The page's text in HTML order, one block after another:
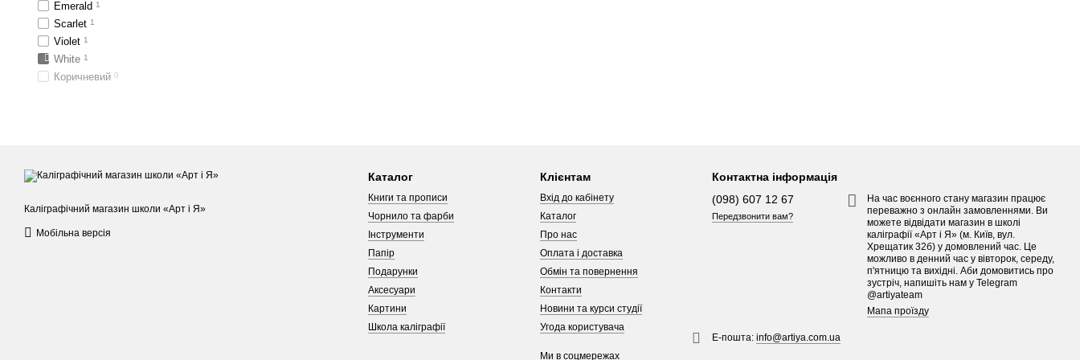
Emerald 1
Scarlet 1
Violet 1
White 1
Коричневий 0
Каліграфічний магазин школи «Арт і Я»
Мобільна версія
Каталог
Книги та прописи
Чорнило та фарби
Інструменти
Папір
Подарунки
Аксесуари
Картини
Школа каліграфії
Клієнтам
Вхід до кабінету
Каталог
Про нас
Оплата і доставка
Обмін та повернення
Контакти
Новини та курси студії
Угода користувача
Ми в соцмережах
Контактна інформація
(098) 607 12 67
Передзвонити вам?
На час воєнного стану магазин працює
переважно з онлайн замовленнями. Ви
можете відвідати магазин в школі
каліграфії «Арт і Я» (м. Київ, вул.
Хрещатик 32б) у домовлений час. Це
можливо в денний час у вівторок, середу,
п'ятницю та вихідні. Аби домовитись про
зустріч, напишіть нам у Telegram
@artiyateam
Мапа проїзду
Е-пошта:info@artiya.com.ua